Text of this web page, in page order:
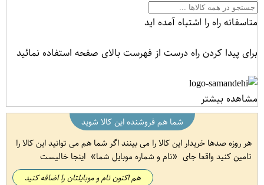
متاسفانه راه را اشتباه آمده اید
برای پیدا کردن راه درست از فهرست بالای صفحه استفاده نمائید
مشاهده بیشتر
شما هم فروشنده این کالا شوید
هر روزه صدها خریدار این کالا را می بینند اگر شما هم می توانید این کالا را
تامین کنید واقعا جای
نام و شماره موبایل شما اینجا خالیست
هم اکنون نام و موبایلتان را اضافه کنید